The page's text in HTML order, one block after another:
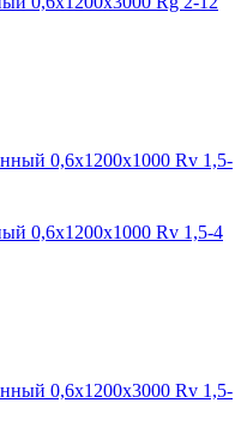
0,6х1200х1000 Rv 1,5-4